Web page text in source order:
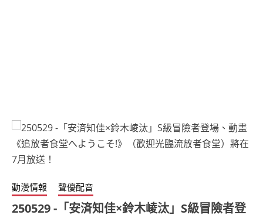
動漫情報 聲優配音
250529 -「安済知佳×鈴木崚汰」S級冒險者登